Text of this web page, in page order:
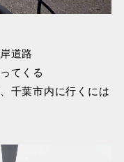
道路
てくる
千葉市内に行くには